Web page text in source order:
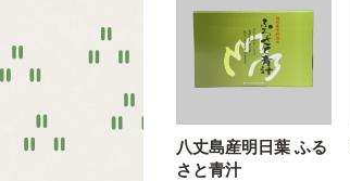
八丈島産明日葉 ふる
さと青汁